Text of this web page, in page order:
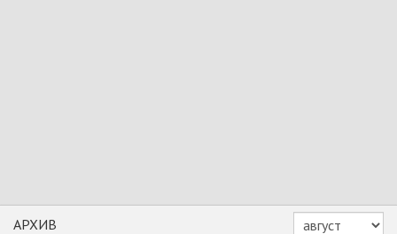
АРХИВ